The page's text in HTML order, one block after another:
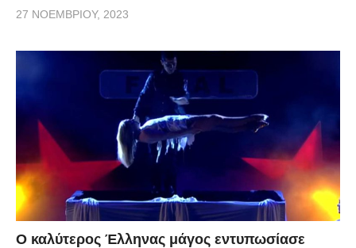
27 ΝΟΕΜΒΡΊΟΥ, 2023
Ο καλύτερος Έλληνας μάγος εντυπωσίασε